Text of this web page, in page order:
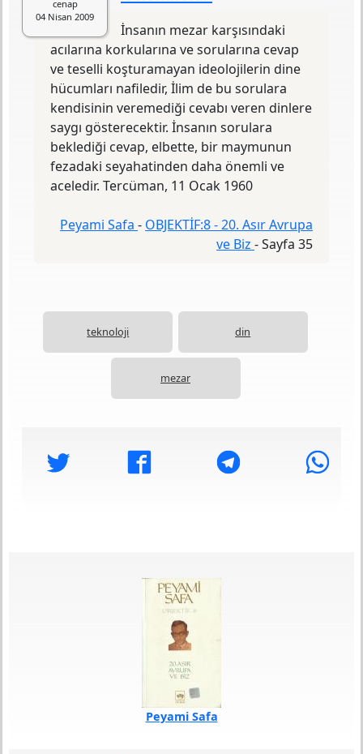
Baskı Sayısı
İstanbul
Yayın Evi
Objektif serisinin sekizinci kitabı.
cenap
04 Nisan 2009
İnsanın mezar karşısındaki
acılarına korkularına ve sorularına cevap
ve teselli koşturamayan ideolojilerin dine
hücumları nafiledir, İlim de bu sorulara
kendisinin veremediği cevabı veren dinlere
saygı gösterecektir. İnsanın sorulara
beklediği cevap, elbette, bir maymunun
fezadaki seyahatinden daha önemli ve
aceledir. Tercüman, 11 Ocak 1960
Peyami Safa - OBJEKTİF:8 - 20. Asır Avrupa
ve Biz -Sayfa 35
teknoloji din
mezar
Peyami Safa